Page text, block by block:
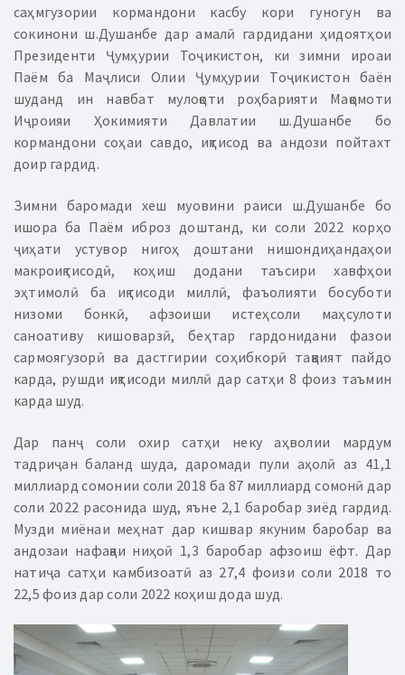
саҳмгузории кормандони касбу кори гуногун ва
сокинони ш.Душанбе дар амалӣ гардидани ҳидоятҳои
Президенти Ҷумҳурии Тоҷикистон, ки зимни ироаи
Паём ба Маҷлиси Олии Ҷумҳурии Тоҷикистон баён
шуданд ин навбат мулоқоти роҳбарияти Мақомоти
Иҷроияи Ҳокимияти Давлатии ш.Душанбе бо
кормандони соҳаи савдо, иқтисод ва андози пойтахт
доир гардид.
Зимни баромади хеш муовини раиси ш.Душанбе бо
ишора ба Паём иброз доштанд, ки соли 2022 корҳо
ҷиҳати устувор нигоҳ доштани нишондиҳандаҳои
макроиқтисодӣ, коҳиш додани таъсири хавфҳои
эҳтимолӣ ба иқтисоди миллӣ, фаъолияти босуботи
низоми бонкӣ, афзоиши истеҳсоли маҳсулоти
саноативу кишоварзӣ, беҳтар гардонидани фазои
сармоягузорӣ ва дастгирии соҳибкорӣ тақвият пайдо
карда, рушди иқтисоди миллӣ дар сатҳи 8 фоиз таъмин
карда шуд.
Дар панҷ соли охир сатҳи неку аҳволии мардум
тадриҷан баланд шуда, даромади пули аҳолӣ аз 41,1
миллиард сомонии соли 2018 ба 87 миллиард сомонӣ дар
соли 2022 расонида шуд, яъне 2,1 баробар зиёд гардид.
Музди миёнаи меҳнат дар кишвар якуним баробар ва
андозаи нафақаи ниҳоӣ 1,3 баробар афзоиш ёфт. Дар
натиҷа сатҳи камбизоатӣ аз 27,4 фоизи соли 2018 то
22,5 фоиз дар соли 2022 коҳиш дода шуд.